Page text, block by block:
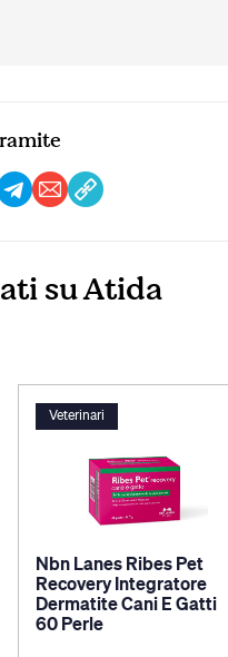
su Atida
Veterinari
Nbn Lanes Ribes Pet
Recovery Integratore
Dermatite Cani E Gatti
60 Perle